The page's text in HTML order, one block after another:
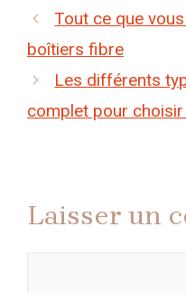
Tout ce que
boîtiers fibre
Les différents
complet pour
Laisser un